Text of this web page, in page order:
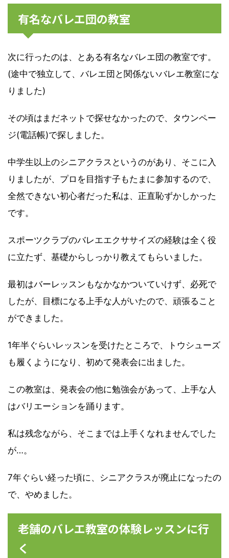
有名なバレエ団の教室
次に行ったのは、とある有名なバレエ団の教室です。
(途中で独立して、バレエ団と関係ないバレエ教室にな
りました)
その頃はまだネットで探せなかったので、タウンペー
ジ(電話帳)で探しました。
中学生以上のシニアクラスというのがあり、そこに入
りましたが、プロを目指す子もたまに参加するので、
全然できない初心者だった私は、正直恥ずかしかった
です。
スポーツクラブのバレエエクササイズの経験は全く役
に立たず、基礎からしっかり教えてもらいました。
最初はバーレッスンもなかなかついていけず、必死で
したが、目標になる上手な人がいたので、頑張ること
ができました。
1年半ぐらいレッスンを受けたところで、トウシューズ
も履くようになり、初めて発表会に出ました。
この教室は、発表会の他に勉強会があって、上手な人
はバリエーションを踊ります。
私は残念ながら、そこまでは上手くなれませんでした
が…。
7年ぐらい経った頃に、シニアクラスが廃止になったの
で、やめました。
老舗のバレエ教室の体験レッスンに行
く